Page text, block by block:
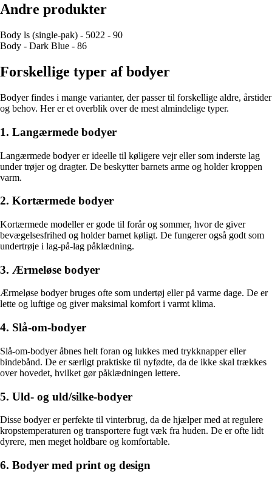
Andre produkter
Body ls (single-pak) - 5022 - 90
Body - Dark Blue - 86
Forskellige typer af bodyer
Bodyer findes i mange varianter, der passer til forskellige aldre, årstider
og behov. Her er et overblik over de mest almindelige typer.
1. Langærmede bodyer
Langærmede bodyer er ideelle til køligere vejr eller som inderste lag
under trøjer og dragter. De beskytter barnets arme og holder kroppen
varm.
2. Kortærmede bodyer
Kortærmede modeller er gode til forår og sommer, hvor de giver
bevægelsesfrihed og holder barnet køligt. De fungerer også godt som
undertrøje i lag-på-lag påklædning.
3. Ærmeløse bodyer
Ærmeløse bodyer bruges ofte som undertøj eller på varme dage. De er
lette og luftige og giver maksimal komfort i varmt klima.
4. Slå-om-bodyer
Slå-om-bodyer åbnes helt foran og lukkes med trykknapper eller
bindebånd. De er særligt praktiske til nyfødte, da de ikke skal trækkes
over hovedet, hvilket gør påklædningen lettere.
5. Uld- og uld/silke-bodyer
Disse bodyer er perfekte til vinterbrug, da de hjælper med at regulere
kropstemperaturen og transportere fugt væk fra huden. De er ofte lidt
dyrere, men meget holdbare og komfortable.
6. Bodyer med print og design